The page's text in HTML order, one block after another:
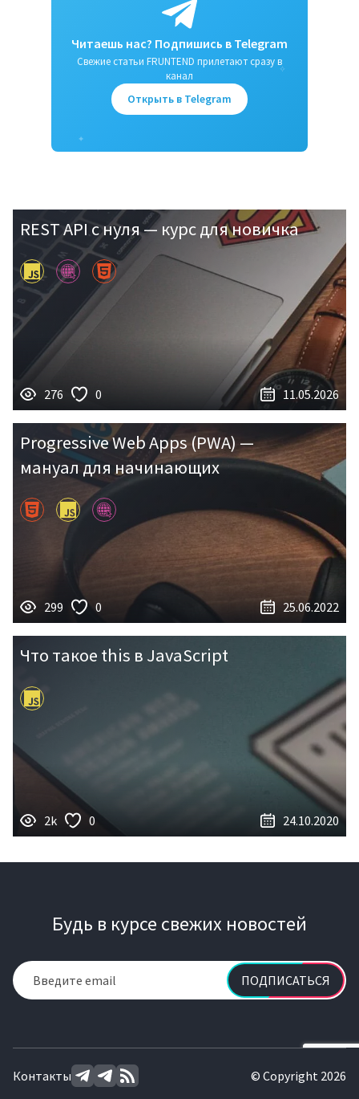
✦
✧
Читаешь нас? Подпишись в Telegram
Свежие статьи FRUNTEND прилетают сразу в
канал
Открыть в Telegram
REST API с нуля — курс для новичка
276 0 11.05.2026
Progressive Web Apps (PWA) —
мануал для начинающих
299 0 25.06.2022
Что такое this в JavaScript
2k 0 24.10.2020
Будь в курсе свежих новостей
ПОДПИСАТЬСЯ
Контакты © Copyright 2026